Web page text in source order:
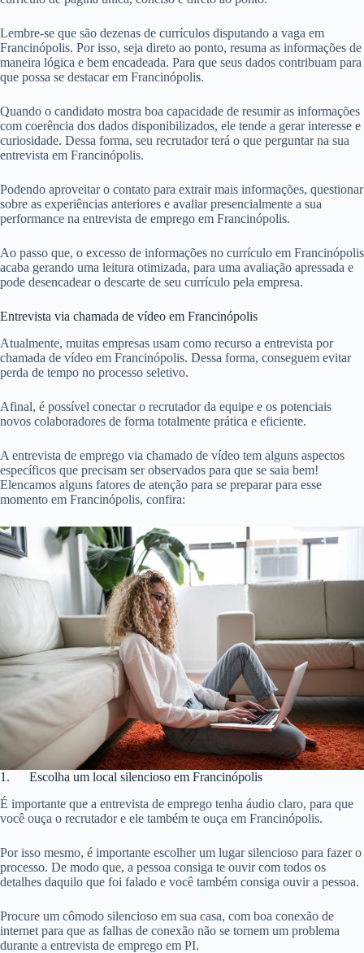
Lembre-se que são dezenas de currículos disputando a vaga em
Francinópolis. Por isso, seja direto ao ponto, resuma as informações de
maneira lógica e bem encadeada. Para que seus dados contribuam para
que possa se destacar em Francinópolis.
Quando o candidato mostra boa capacidade de resumir as informações
com coerência dos dados disponibilizados, ele tende a gerar interesse e
curiosidade. Dessa forma, seu recrutador terá o que perguntar na sua
entrevista em Francinópolis.
Podendo aproveitar o contato para extrair mais informações, questionar
sobre as experiências anteriores e avaliar presencialmente a sua
performance na entrevista de emprego em Francinópolis.
Ao passo que, o excesso de informações no currículo em Francinópolis
acaba gerando uma leitura otimizada, para uma avaliação apressada e
pode desencadear o descarte de seu currículo pela empresa.
Entrevista via chamada de vídeo em Francinópolis
Atualmente, muitas empresas usam como recurso a entrevista por
chamada de vídeo em Francinópolis. Dessa forma, conseguem evitar
perda de tempo no processo seletivo.
Afinal, é possível conectar o recrutador da equipe e os potenciais
novos colaboradores de forma totalmente prática e eficiente.
A entrevista de emprego via chamado de vídeo tem alguns aspectos
específicos que precisam ser observados para que se saia bem!
Elencamos alguns fatores de atenção para se preparar para esse
momento em Francinópolis, confira:
1. Escolha um local silencioso em Francinópolis
É importante que a entrevista de emprego tenha áudio claro, para que
você ouça o recrutador e ele também te ouça em Francinópolis.
Por isso mesmo, é importante escolher um lugar silencioso para fazer o
processo. De modo que, a pessoa consiga te ouvir com todos os
detalhes daquilo que foi falado e você também consiga ouvir a pessoa.
Procure um cômodo silencioso em sua casa, com boa conexão de
internet para que as falhas de conexão não se tornem um problema
durante a entrevista de emprego em PI.